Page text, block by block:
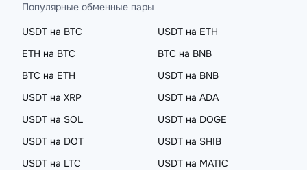
Популярные обменные пары
USDT на BTC
USDT на ETH
ETH на BTC
BTC на BNB
BTC на ETH
USDT на BNB
USDT на XRP
USDT на ADA
USDT на SOL
USDT на DOGE
USDT на DOT
USDT на SHIB
USDT на LTC
USDT на MATIC